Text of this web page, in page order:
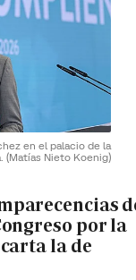
en el palacio de la
(Matías Nieto Koenig)
por la
la de